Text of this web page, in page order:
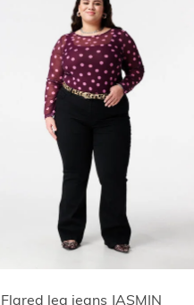
Flared leg jeans JASMIN